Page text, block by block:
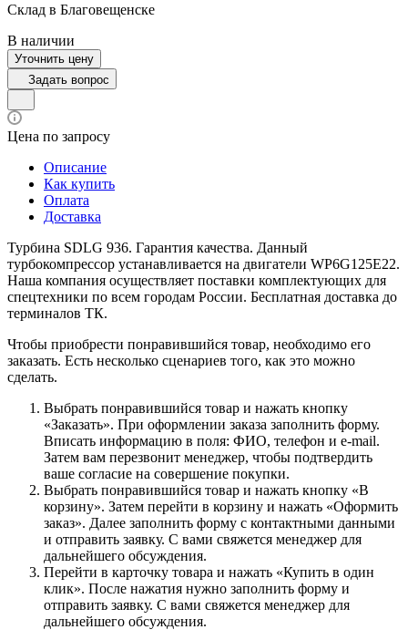
Склад в Благовещенске
В наличии
Уточнить цену
Задать вопрос
Цена по запросу
Описание
Как купить
Оплата
Доставка
Турбина SDLG 936. Гарантия качества. Данный
турбокомпрессор устанавливается на двигатели WP6G125E22.
Наша компания осуществляет поставки комплектующих для
спецтехники по всем городам России. Бесплатная доставка до
терминалов ТК.
Чтобы приобрести понравившийся товар, необходимо его
заказать. Есть несколько сценариев того, как это можно
сделать.
Выбрать понравившийся товар и нажать кнопку
«Заказать». При оформлении заказа заполнить форму.
Вписать информацию в поля: ФИО, телефон и e-mail.
Затем вам перезвонит менеджер, чтобы подтвердить
ваше согласие на совершение покупки.
Выбрать понравившийся товар и нажать кнопку «В
корзину». Затем перейти в корзину и нажать «Оформить
заказ». Далее заполнить форму с контактными данными
и отправить заявку. С вами свяжется менеджер для
дальнейшего обсуждения.
Перейти в карточку товара и нажать «Купить в один
клик». После нажатия нужно заполнить форму и
отправить заявку. С вами свяжется менеджер для
дальнейшего обсуждения.